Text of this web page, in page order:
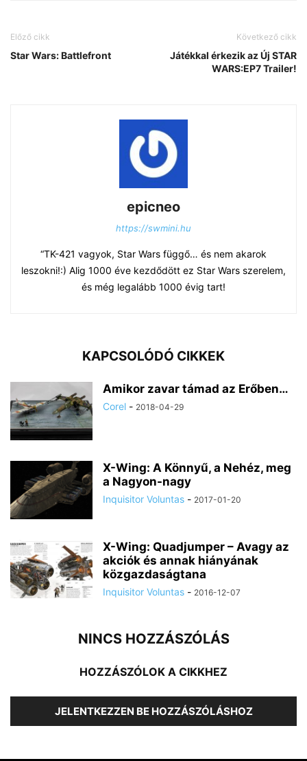
Előző cikk
Star Wars: Battlefront
Következő cikk
Játékkal érkezik az Új STAR
WARS:EP7 Trailer!
epicneo
https://swmini.hu
“TK-421 vagyok, Star Wars függő… és nem akarok
leszokni!:) Alig 1000 éve kezdődött ez Star Wars szerelem,
és még legalább 1000 évig tart!
KAPCSOLÓDÓ CIKKEK
Amikor zavar támad az Erőben…
Corel - 2018-04-29
X-Wing: A Könnyű, a Nehéz, meg
a Nagyon-nagy
Inquisitor Voluntas - 2017-01-20
X-Wing: Quadjumper – Avagy az
akciók és annak hiányának
közgazdaságtana
Inquisitor Voluntas - 2016-12-07
NINCS HOZZÁSZÓLÁS
HOZZÁSZÓLOK A CIKKHEZ
JELENTKEZZEN BE HOZZÁSZÓLÁSHOZ